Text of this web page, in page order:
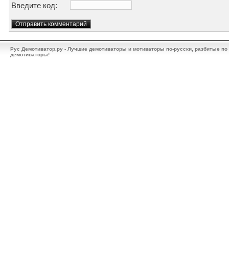
Введите код:
Рус Демотиватор.ру - Лучшие демотиваторы и мотиваторы по-русски, разбитые
демотиваторы!